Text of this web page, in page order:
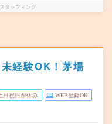
タッフィング
経験OK！茅場
日祝日が休み WEB登録OK